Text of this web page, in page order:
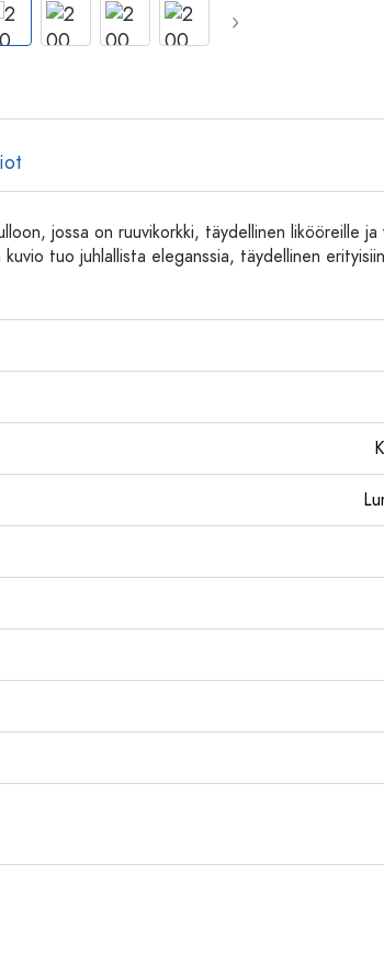
jossa on ruuvikorkki, täydellinen likööreille ja
tuo juhlallista eleganssia, täydellinen erityisiin